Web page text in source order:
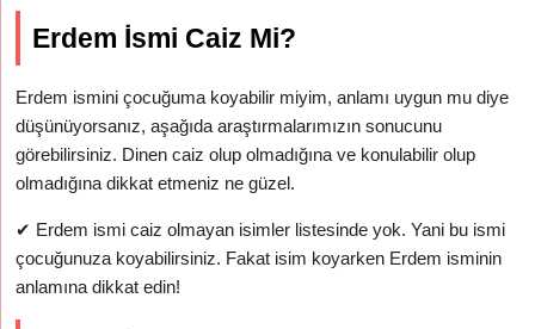
Erdem İsmi Caiz Mi?
Erdem ismini çocuğuma koyabilir miyim, anlamı uygun mu diye
düşünüyorsanız, aşağıda araştırmalarımızın sonucunu
görebilirsiniz. Dinen caiz olup olmadığına ve konulabilir olup
olmadığına dikkat etmeniz ne güzel.
✔ Erdem ismi caiz olmayan isimler listesinde yok. Yani bu ismi
çocuğunuza koyabilirsiniz. Fakat isim koyarken Erdem isminin
anlamına dikkat edin!